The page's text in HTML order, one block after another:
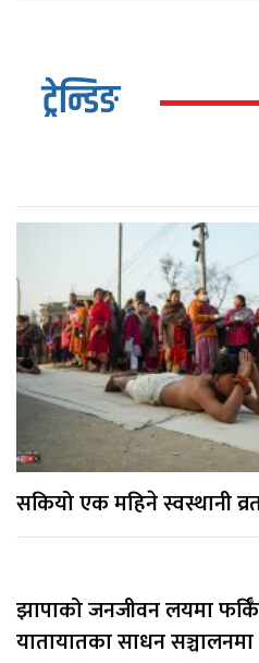
ट्रेन्डिङ
सकियो एक महिने स्वस्थानी
झापाको जनजीवन लयमा
यातायातका साधन सञ्चालनमा